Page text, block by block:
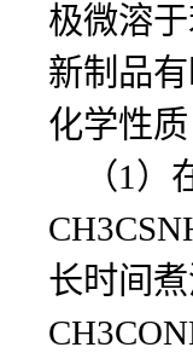
极微溶
新制品
化学性质
（1）
长时间